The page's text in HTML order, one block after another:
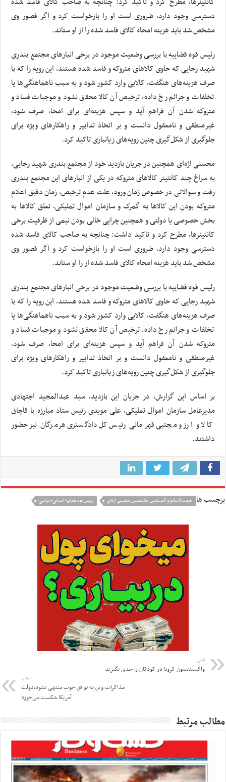
دسترسی وجود دارد، ضروری است او را بازخواست کرد و اگر قصور وی
مشخص شد باید هزینه امحاء کالای فاسد شده را از او ستاند.
رئیس قوه قضاییه با بررسی وضعیت موجود در برخی انبارهای مجتمع بندری
شهید رجایی که حاوی کالاهای متروکه و فاسد شده هستند، این رویه را که با
صرف هزینه‌های هنگفت، کالایی وارد کشور شود و به سبب ناهماهنگی‌ها یا
تخلفات و جرائم رخ داده، ترخیص آن کالا محقق نشود و موجبات فساد و
متروکه شدن آن فراهم آید و سپس هزینه‌ای برای امحا، صرف شود،
غیرمنطقی و نامعقول دانست و بر اتخاذ تدابیر و راهکارهای ویژه برای
جلوگیری از شکل‌گیری چنین رویه‌های زیانباری تاکید کرد.
محسنی اژه‌ای همچنین در جریان بازدید خود از مجتمع بندری شهید رجایی،
به سراغ چند کانتینر کالاهای متروکه در یکی از انبارهای این مجتمع بندری
رفت و سوالاتی در خصوص زمان ورود، علت عدم ترخیص، زمان دقیق اعلام
متروکه بودن این کالاها به گمرک و سازمان اموال تملیکی، تعلق کالاها به
بخش خصوصی یا دولتی و همچنین چرایی خالی بودن نیمی از ظرفیت برخی
کانتینرها، مطرح کرد و تاکید داشت: چنانچه به صاحب کالای فاسد شده
دسترسی وجود دارد، ضروری است او را بازخواست کرد و اگر قصور وی
مشخص شد باید هزینه امحاء کالای فاسد شده از را او ستاند.
رئیس قوه قضاییه با بررسی وضعیت موجود در برخی انبارهای مجتمع بندری
شهید رجایی که حاوی کالاهای متروکه و فاسد شده هستند، این رویه را که با
صرف هزینه‌های هنگفت، کالایی وارد کشور شود و به سبب ناهماهنگی‌ها یا
تخلفات و جرائم رخ داده، ترخیص آن کالا محقق نشود و موجبات فساد و
متروکه شدن آن فراهم آید و سپس هزینه‌ای برای امحا، صرف شود،
غیرمنطقی و نامعقول دانست و بر اتخاذ تدابیر و راهکارهای ویژه برای
جلوگیری از شکل‌گیری چنین رویه‌های زیانباری تاکید کرد.
بر اساس این گزارش، در جریان این بازدید، سید عبدالمجید اجتهادی
مدیرعامل سازمان اموال تملیکی، علی مویدی رئیس ستاد مبارزه با قاچاق
کالا و ارز و مجتبی قهرمانی رئیس کل دادگستری هرمزگان نیز حضور
داشتند.
برچسب ها حجت‌الاسلام و المسلمين غلامحسين محسني‌ اژه‌اي رييس قوه قضاييه استانی-سیاسی
قبلی
واکسیناسیون کرونا در کودکان را جدی بگیرید
بعدی
مذاکرات وین به توافق خوب منتهی نشود،دولت
آمریکا شکست می‌خورد
مطالب مرتبط